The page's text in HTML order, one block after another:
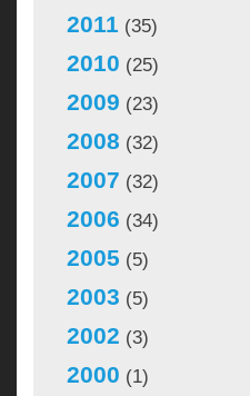
2011 (35)
2010 (25)
2009 (23)
2008 (32)
2007 (32)
2006 (34)
2005 (5)
2003 (5)
2002 (3)
2000 (1)